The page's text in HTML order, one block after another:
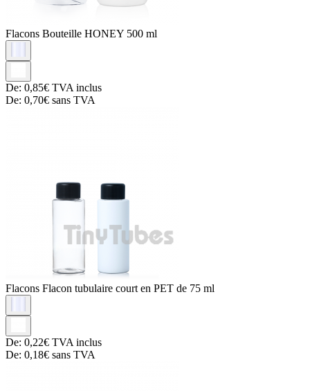
Flacons Bouteille HONEY 500 ml
De: 0,85€ TVA inclus
De: 0,70€ sans TVA
Flacons Flacon tubulaire court en PET de 75 ml
De: 0,22€ TVA inclus
De: 0,18€ sans TVA